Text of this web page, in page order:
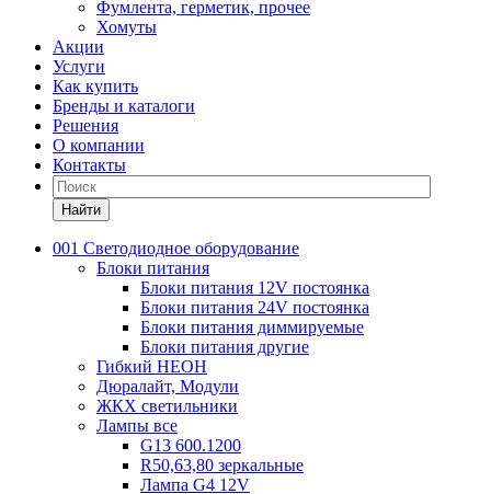
Фумлента, герметик, прочее
Хомуты
Акции
Услуги
Как купить
Бренды и каталоги
Решения
О компании
Контакты
Найти
001 Светодиодное оборудование
Блоки питания
Блоки питания 12V постоянка
Блоки питания 24V постоянка
Блоки питания диммируемые
Блоки питания другие
Гибкий НЕОН
Дюралайт, Модули
ЖКХ светильники
Лампы все
G13 600.1200
R50,63,80 зеркальные
Лампа G4 12V